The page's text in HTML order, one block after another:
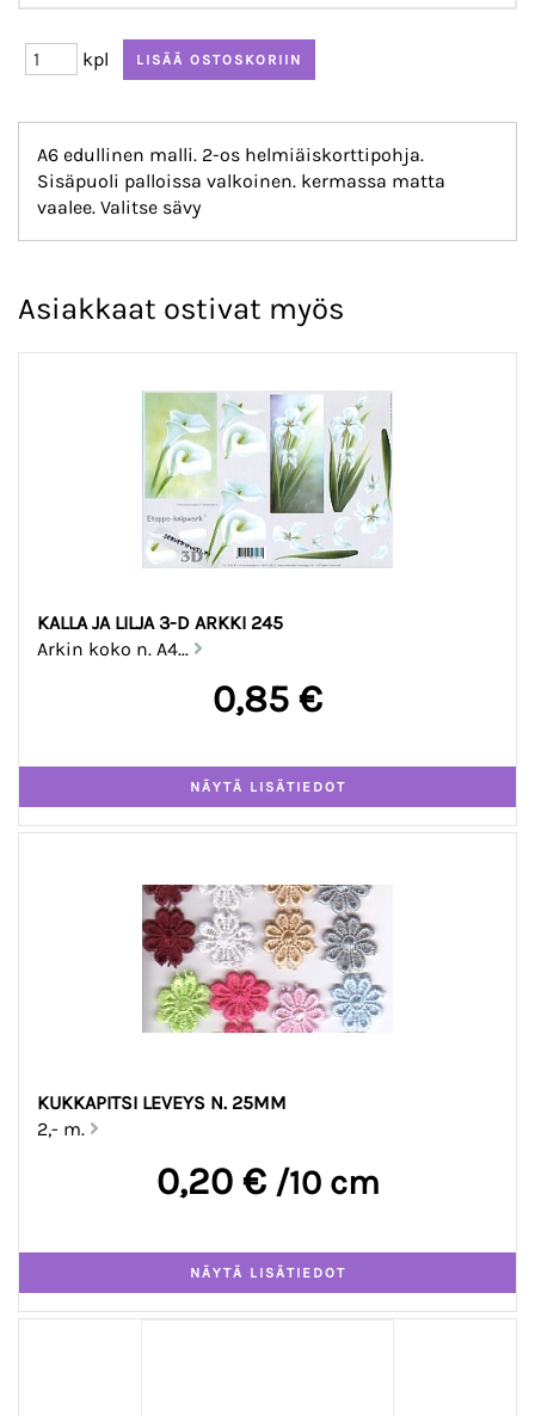
kpl
A6 edullinen malli. 2-os helmiäiskorttipohja.
Sisäpuoli palloissa valkoinen. kermassa matta
vaalee. Valitse sävy
Asiakkaat ostivat myös
KALLA JA LILJA 3-D ARKKI 245
Arkin koko n. A4...
0,85 €
KUKKAPITSI LEVEYS N. 25MM
2,- m.
0,20 € /10 cm